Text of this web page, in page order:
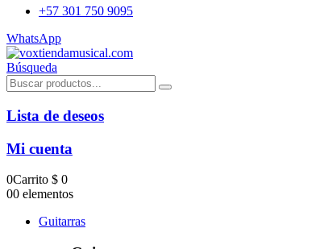
+57 301 750 9095
WhatsApp
Búsqueda
Lista de deseos
Mi cuenta
0Carrito $ 0
00 elementos
Guitarras